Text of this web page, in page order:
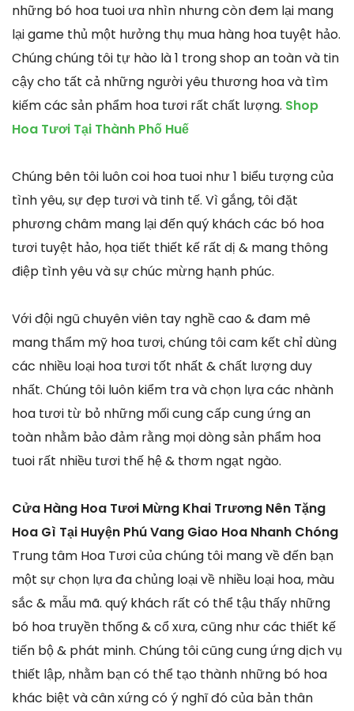
những bó hoa tuoi ưa nhìn nhưng còn đem lại mang
lại game thủ một hưởng thụ mua hàng hoa tuyệt hảo.
Chúng chúng tôi tự hào là 1 trong shop an toàn và tin
cậy cho tất cả những người yêu thương hoa và tìm
kiếm các sản phẩm hoa tươi rất chất lượng. Shop
Hoa Tươi Tại Thành Phố Huế
Chúng bên tôi luôn coi hoa tuoi như 1 biểu tượng của
tình yêu, sự đẹp tươi và tinh tế. Vì gắng, tôi đặt
phương châm mang lại đến quý khách các bó hoa
tươi tuyệt hảo, họa tiết thiết kế rất dị & mang thông
điệp tình yêu và sự chúc mừng hạnh phúc.
Với đội ngũ chuyên viên tay nghề cao & đam mê
mang thẩm mỹ hoa tươi, chúng tôi cam kết chỉ dùng
các nhiều loại hoa tươi tốt nhất & chất lượng duy
nhất. Chúng tôi luôn kiểm tra và chọn lựa các nhành
hoa tươi từ bỏ những mối cung cấp cung ứng an
toàn nhằm bảo đảm rằng mọi dòng sản phẩm hoa
tuoi rất nhiều tươi thế hệ & thơm ngạt ngào.
Cửa Hàng Hoa Tươi Mừng Khai Trương Nên Tặng
Hoa Gì Tại Huyện Phú Vang Giao Hoa Nhanh Chóng
Trung tâm Hoa Tươi của chúng tôi mang về đến bạn
một sự chọn lựa đa chủng loại về nhiều loại hoa, màu
sắc & mẫu mã. quý khách rất có thể tậu thấy những
bó hoa truyền thống & cổ xưa, cũng như các thiết kế
tiến bộ & phát minh. Chúng tôi cũng cung ứng dịch vụ
thiết lập, nhằm bạn có thể tạo thành những bó hoa
khác biệt và cân xứng có ý nghĩ đó của bản thân